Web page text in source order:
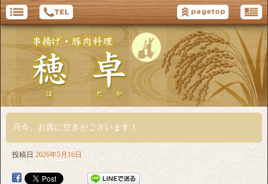
只今、お席に空きがございます！
投稿日 2026年5月16日